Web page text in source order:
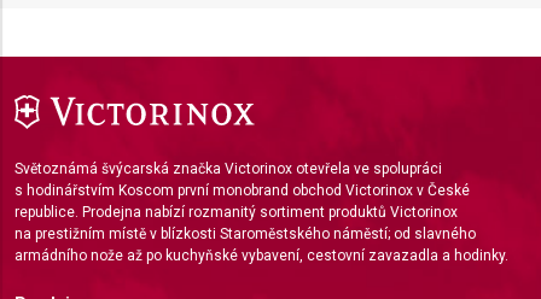
Světoznámá švýcarská značka Victorinox otevřela ve spolupráci
s hodinářstvím Koscom první monobrand obchod Victorinox v České
republice. Prodejna nabízí rozmanitý sortiment produktů Victorinox
na prestižním místě v blízkosti Staroměstského náměstí; od slavného
armádního nože až po kuchyňské vybavení, cestovní zavazadla a hodinky.
Create profiles to personalise content
Use profiles to select personalised content
Measure advertising performance
Measure content performance